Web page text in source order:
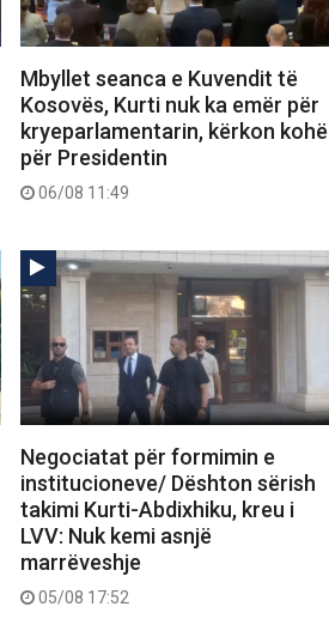
Mbyllet seanca e Kuvendit të
Kosovës, Kurti nuk ka emër për
kryeparlamentarin, kërkon kohë
për Presidentin
06/08 11:49
Negociatat për formimin e
institucioneve/ Dështon sërish
takimi Kurti-Abdixhiku, kreu i
LVV: Nuk kemi asnjë
marrëveshje
05/08 17:52